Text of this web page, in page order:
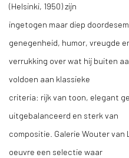
(Helsinki, 1950) zijn
ingetogen maar diep
genegenheid, humor, vreugde
verrukking over wat hij buiten
voldoen aan klassieke
criteria: rijk van toon, elegant
uitgebalanceerd en sterk van
compositie. Galerie Wouter
oeuvre een selectie waar